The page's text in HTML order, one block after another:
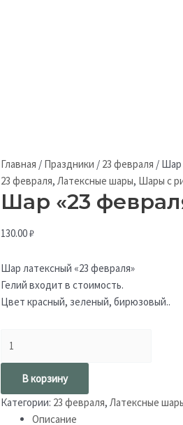
Главная / Праздники / 23 февраля / Шар
23 февраля, Латексные шары, Шары с
Шар «23
130.00₽
Шар латексный «23 февраля»
Гелий входит в стоимость.
Цвет красный, зеленый, бирюзовый..
В корзину
Категории: 23 февраля, Латексные
Описание